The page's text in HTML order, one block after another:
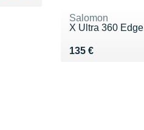
Salomon
X Ultra 360 Edge
135 €
Vendu 135 €